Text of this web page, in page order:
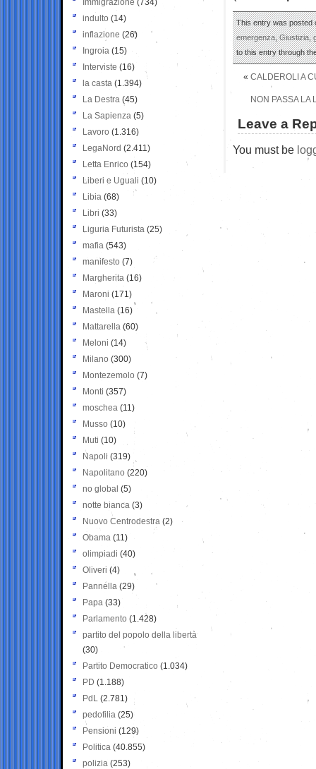
This entry was posted
emergenza,Giustizia,
to this entry through
« CALDEROLI A
NON PASSA LA
Leave a
You must be
Immigrazione (734)
indulto (14)
inflazione (26)
Ingroia (15)
Interviste (16)
la casta (1.394)
La Destra (45)
La Sapienza (5)
Lavoro (1.316)
LegaNord (2.411)
Letta Enrico (154)
Liberi e Uguali (10)
Libia (68)
Libri (33)
Liguria Futurista (25)
mafia (543)
manifesto (7)
Margherita (16)
Maroni (171)
Mastella (16)
Mattarella (60)
Meloni (14)
Milano (300)
Montezemolo (7)
Monti (357)
moschea (11)
Musso (10)
Muti (10)
Napoli (319)
Napolitano (220)
no global (5)
notte bianca (3)
Nuovo Centrodestra (2)
Obama (11)
olimpiadi (40)
Oliveri (4)
Pannella (29)
Papa (33)
Parlamento (1.428)
partito del popolo della libertà
(30)
Partito Democratico (1.034)
PD (1.188)
PdL (2.781)
pedofilia (25)
Pensioni (129)
Politica (40.855)
polizia (253)